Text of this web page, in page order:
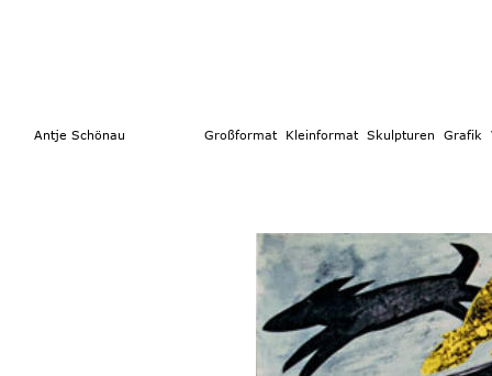
Antje Schönau Großformat Kleinformat Skulpturen Grafik